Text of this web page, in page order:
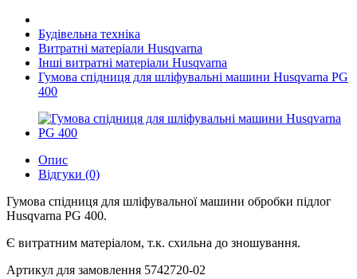
Будівельна техніка
Витратні матеріали Husqvarna
Інші витратні матеріали Husqvarna
Гумова спідниця для шліфувальні машини Husqvarna PG
400
Опис
Відгуки (0)
Гумова спідниця для шліфувальної машини обробки підлог
Husqvarna PG 400.
Є витратним матеріалом, т.к. схильна до зношування.
Артикул для замовлення 5742720-02